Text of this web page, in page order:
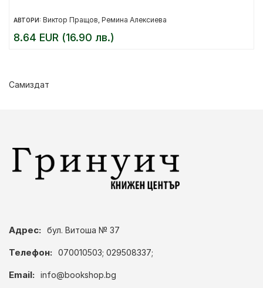
АВТОРИ: Виктор Пращов Ремина Алексиева
8.64 EUR (16.90 лв.)
Самиздат
Адрес: бул. Витоша № 37
Телефон: 070010503; 029508337;
Email: info@bookshop.bg